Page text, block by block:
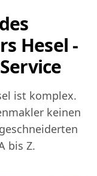
Hesel -
ist komplex.
keinen
bis Z.